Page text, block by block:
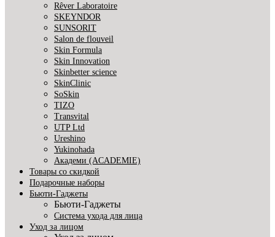
Rêver Laboratoire
SKEYNDOR
SUNSORIT
Salon de flouveil
Skin Formula
Skin Innovation
Skinbetter science
SkinСlinic
SoSkin
TIZO
Transvital
UTP Ltd
Ureshino
Yukinohada
Академи (ACADEMIE)
Товары со скидкой
Подарочные наборы
Бьюти-Гаджеты
Бьюти-Гаджеты
Система ухода для лица
Уход за лицом